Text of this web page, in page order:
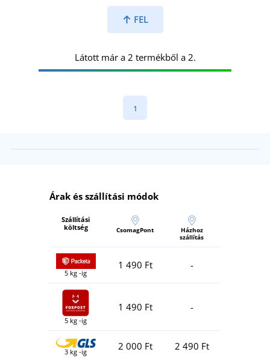
FEL
Látott már a 2 termékből a 2.
1
Árak és szállítási módok
Szállítási
költség
CsomagPont
Házhoz
szállítás
5 kg -ig
1 490 Ft -
5 kg -ig
1 490 Ft -
3 kg -ig 2 000 Ft 2 490 Ft